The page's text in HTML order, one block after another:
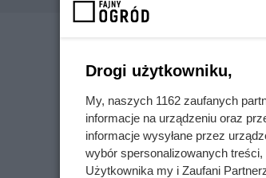
Drogi użytkowniku,
My, naszych 1162 zaufanych
informacje na urządzeniu oraz
informacje wysyłane przez
wybór spersonalizowanych treści,
Użytkownika my i Zaufani